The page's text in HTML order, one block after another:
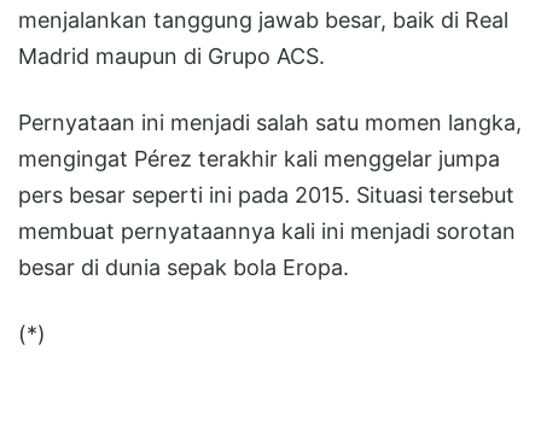
menjalankan tanggung jawab besar, baik di Real
Madrid maupun di Grupo ACS.
Pernyataan ini menjadi salah satu momen langka,
mengingat Pérez terakhir kali menggelar jumpa
pers besar seperti ini pada 2015. Situasi tersebut
membuat pernyataannya kali ini menjadi sorotan
besar di dunia sepak bola Eropa.
(*)